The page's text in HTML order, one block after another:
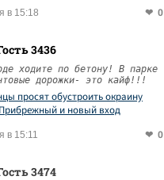
в 15:18 0
3436
ходите по бетону! В парке
дорожки- это кайф!!!
просят обустроить окраину
и новый вход
в 15:11 0
3474